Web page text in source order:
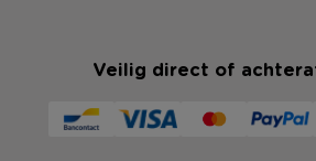
Veilig direct of